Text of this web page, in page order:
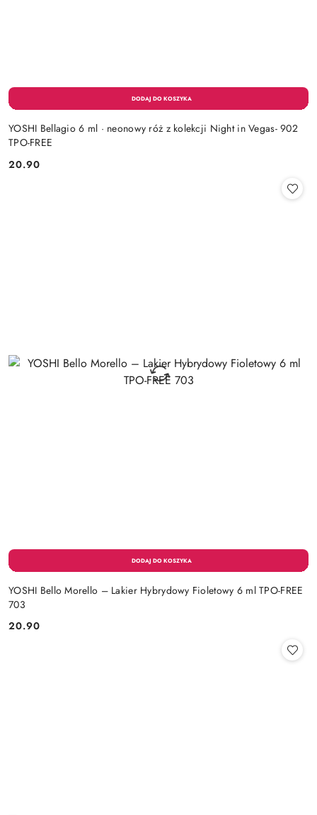
YOSHI Bellagio 6 ml · neonowy róż z kolekcji Night in Vegas- 902
TPO-FREE
Cena:
20.90
YOSHI Bello Morello – Lakier Hybrydowy Fioletowy 6 ml TPO-FREE
703
Cena:
20.90